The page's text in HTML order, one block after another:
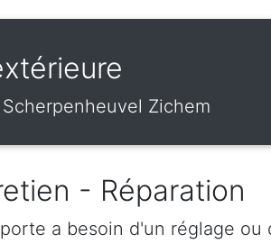
Zichem
- Réparation
a besoin d'un réglage ou